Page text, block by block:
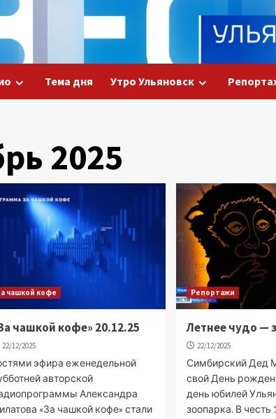
Тема дня Утро Ульяновск
2025
чашкой кофе
чашкой кофе» 20.12.25
22/12/2025
эфира еженедельной
авторской
Александра
«За чашкой кофе» стали
Репортажи
Летнее чудо —
22/12/2025
Симбирский Дед
свой День
день юбилей
зоопарка. В честь